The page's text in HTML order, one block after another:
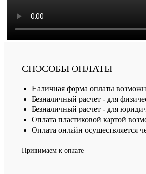
СПОСОБЫ ОПЛАТЫ
Наличная форма оплаты
Безналичный расчет - для
Безналичный расчет - для
Оплата пластиковой картой
Оплата онлайн осуществляется
Принимаем к оплате